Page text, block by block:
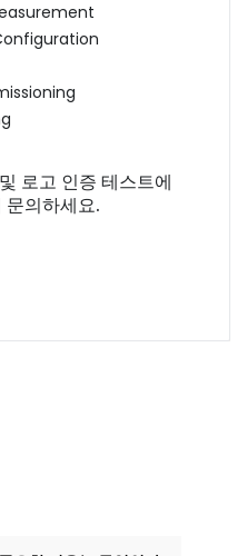
로고 인증 테스트에
문의하세요.